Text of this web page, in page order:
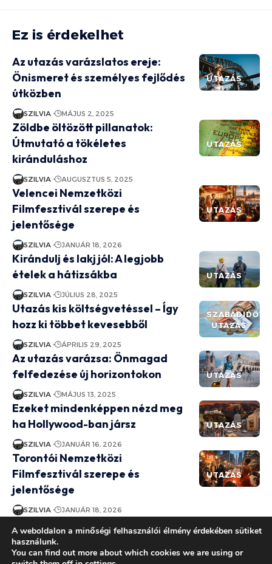
Ez is érdekelhet
UTAZÁS
Az utazás varázslatos ereje:
Önismeret és személyes fejlődés
útközben
SZILVIA MÁJUS 2, 2025
UTAZÁS
Zöldbe öltözött pillanatok:
Útmutató a tökéletes
kiránduláshoz
SZILVIA AUGUSZTUS 5, 2025
UTAZÁS
Velencei Nemzetközi
Filmfesztivál szerepe és
jelentősége
SZILVIA JANUÁR 18, 2026
UTAZÁS
Kirándulj és lakj jól: A legjobb
ételek a hátizsákba
SZILVIA JÚLIUS 28, 2025
SZABADIDŐ
UTAZÁS
Utazás kis költségvetéssel – Így
hozz ki többet kevesebből
SZILVIA ÁPRILIS 29, 2025
UTAZÁS
Az utazás varázsa: Önmagad
felfedezése új horizontokon
SZILVIA MÁJUS 13, 2025
UTAZÁS
Ezeket mindenképpen nézd meg
ha Hollywood-ban jársz
SZILVIA JANUÁR 16, 2026
UTAZÁS
Torontói Nemzetközi
Filmfesztivál szerepe és
jelentősége
SZILVIA JANUÁR 18, 2026
A rejtett kincsek nyomában: Miért
érdemes letérni a kitaposott
ösvényről?
A weboldalon a minőségi felhasználói élmény érdekében sütiket
használunk.
You can find out more about which cookies we are using or